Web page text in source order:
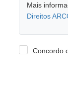
Mais
Direitos
Concordo